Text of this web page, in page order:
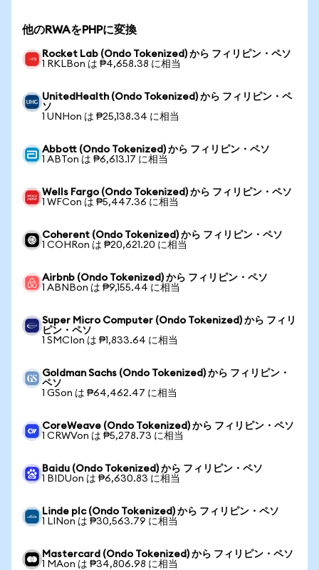
他のRWAをPHPに変換
Rocket Lab (Ondo Tokenized) から フィリピン・ペソ
1 RKLBon は ₱4,658.38 に相当
UnitedHealth (Ondo Tokenized) から フィリピン・ペ
ソ
1 UNHon は ₱25,138.34 に相当
Abbott (Ondo Tokenized) から フィリピン・ペソ
1 ABTon は ₱6,613.17 に相当
Wells Fargo (Ondo Tokenized) から フィリピン・ペソ
1 WFCon は ₱5,447.36 に相当
Coherent (Ondo Tokenized) から フィリピン・ペソ
1 COHRon は ₱20,621.20 に相当
Airbnb (Ondo Tokenized) から フィリピン・ペソ
1 ABNBon は ₱9,155.44 に相当
Super Micro Computer (Ondo Tokenized) から フィリ
ピン・ペソ
1 SMCIon は ₱1,833.64 に相当
Goldman Sachs (Ondo Tokenized) から フィリピン・
ペソ
1 GSon は ₱64,462.47 に相当
CoreWeave (Ondo Tokenized) から フィリピン・ペソ
1 CRWVon は ₱5,278.73 に相当
Baidu (Ondo Tokenized) から フィリピン・ペソ
1 BIDUon は ₱6,630.83 に相当
Linde plc (Ondo Tokenized) から フィリピン・ペソ
1 LINon は ₱30,563.79 に相当
Mastercard (Ondo Tokenized) から フィリピン・ペソ
1 MAon は ₱34,806.98 に相当